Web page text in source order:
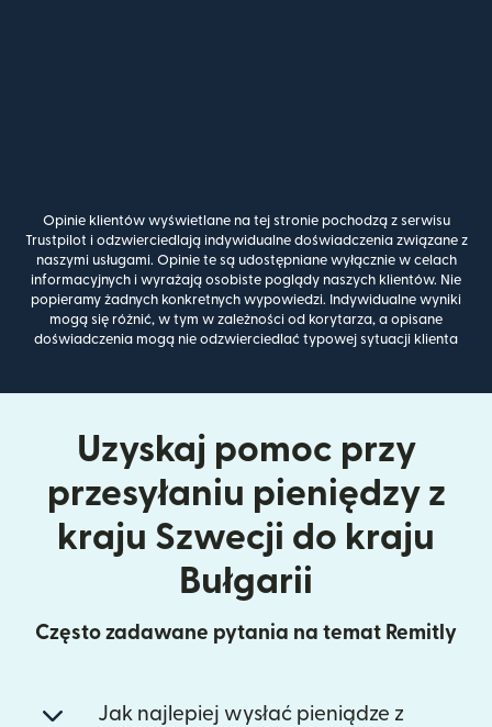
Opinie klientów wyświetlane na tej stronie pochodzą z serwisu
Trustpilot i odzwierciedlają indywidualne doświadczenia związane z
naszymi usługami. Opinie te są udostępniane wyłącznie w celach
informacyjnych i wyrażają osobiste poglądy naszych klientów. Nie
popieramy żadnych konkretnych wypowiedzi. Indywidualne wyniki
mogą się różnić, w tym w zależności od korytarza, a opisane
doświadczenia mogą nie odzwierciedlać typowej sytuacji klienta
Uzyskaj pomoc przy
przesyłaniu pieniędzy z
kraju Szwecji do kraju
Bułgarii
Często zadawane pytania na temat Remitly
Jak najlepiej wysłać pieniądze z